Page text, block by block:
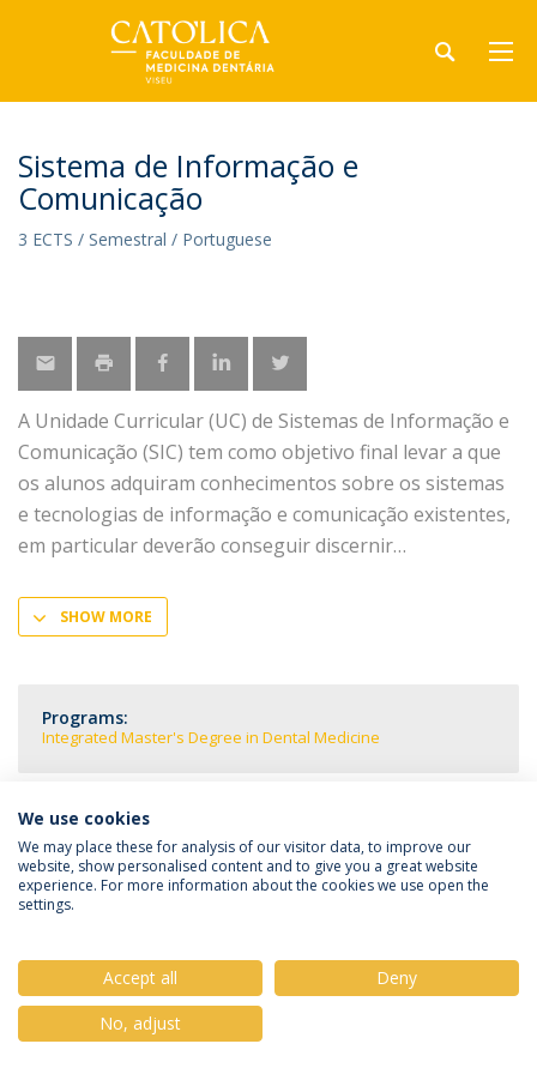
Sistema de Informação e
Comunicação
3 ECTS / Semestral / Portuguese
A Unidade Curricular (UC) de Sistemas de Informação e
Comunicação (SIC) tem como objetivo final levar a que
os alunos adquiram conhecimentos sobre os sistemas
e tecnologias de informação e comunicação existentes,
em particular deverão conseguir discernir
SHOW MORE
Programs:
Integrated Master's Degree in Dental Medicine
Privacy Policy Terms & Conditions Rights of Data Subjects
© 2026 Universidade Católica Portuguesa
We use cookies
We may place these for analysis of our visitor data, to improve our
website, show personalised content and to give you a great website
experience. For more information about the cookies we use open the
settings.
Accept all
Deny
No, adjust